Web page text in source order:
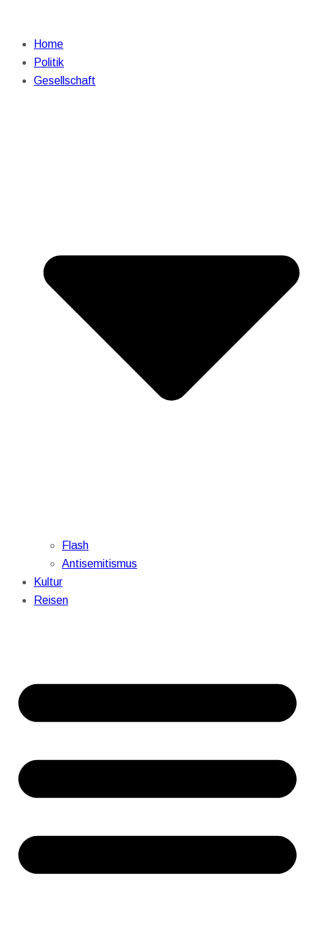
Home
Politik
Gesellschaft
Flash
Antisemitismus
Kultur
Reisen